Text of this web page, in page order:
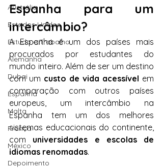
Austrália
Estados Unidos
Estudo e Trabalho
Alemanha
Dubai
Espanha
Malta
França
México
Depoimento
Espanha para um
intercâmbio?
A Espanha é um dos países mais
procurados por estudantes do
mundo inteiro. Além de ser um destino
com um custo de vida acessível em
comparação com outros países
europeus, um intercâmbio na
Espanha tem um dos melhores
sistemas educacionais do continente,
com universidades e escolas de
idiomas renomadas.